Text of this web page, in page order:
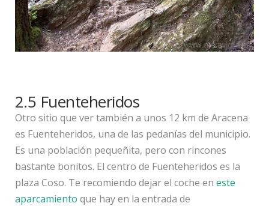
2.5 Fuenteheridos
Otro sitio que ver también a unos 12 km de Aracena
es Fuenteheridos, una de las pedanías del municipio.
Es una población pequeñita, pero con rincones
bastante bonitos. El centro de Fuenteheridos es la
plaza Coso. Te recomiendo dejar el coche en este
aparcamiento que hay en la entrada de